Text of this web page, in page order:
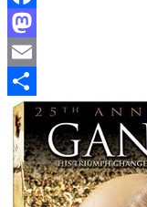
Facebook
Mastodon
Email
Compartir